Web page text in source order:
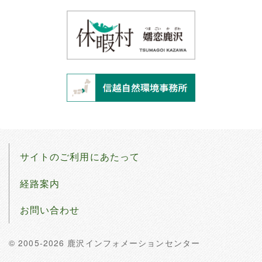
サイトのご利用にあたって
経路案内
お問い合わせ
© 2005-2026 鹿沢インフォメーションセンター